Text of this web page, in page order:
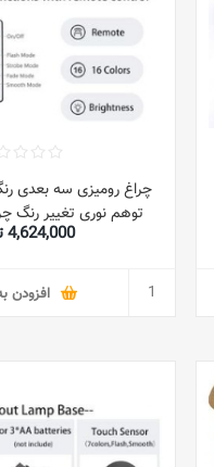
چراغ رومیزی سه بعدی
توهم نوری تغییر رنگ
4,624,000 تومان
افزودن